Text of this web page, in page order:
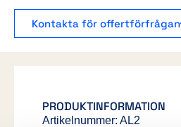
Kontakta för offertförfrågan
PRODUKTINFORMATION
Artikelnummer: AL2